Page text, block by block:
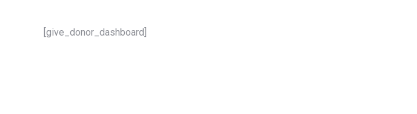
[give_donor_dashboard]